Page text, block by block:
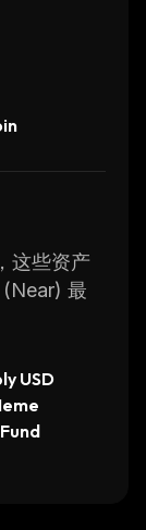
这些资产
最
USD